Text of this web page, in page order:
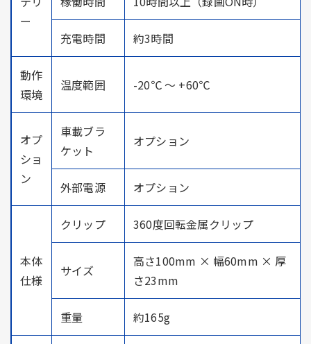
ー
充電時間 約3時間
動作
環境
温度範囲 -20℃ ～ +60℃
オプ
ショ
ン
車載ブラ
ケット
オプション
外部電源 オプション
本体
仕様
クリップ 360度回転金属クリップ
サイズ
高さ100mm × 幅60mm × 厚
さ23mm
重量 約165g